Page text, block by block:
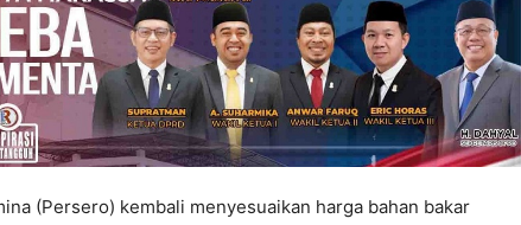
(Persero) kembali menyesuaikan harga bahan bakar